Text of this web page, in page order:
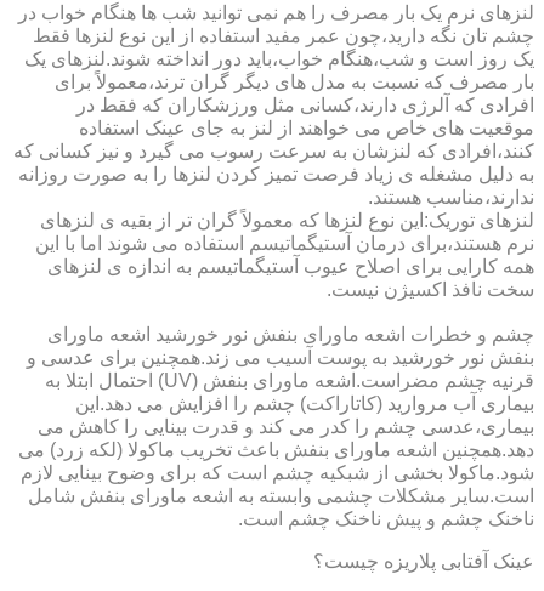
لنزهای نرم یک بار مصرف را هم نمی توانید شب ها هنگام خواب در
چشم تان نگه دارید،چون عمر مفید استفاده از این نوع لنزها فقط
یک روز است و شب،هنگام خواب،باید دور انداخته شوند.لنزهای یک
بار مصرف که نسبت به مدل های دیگر گران ترند،معمولاً برای
افرادی که آلرژی دارند،کسانی مثل ورزشکاران که فقط در
موقعیت های خاص می خواهند از لنز به جای عینک استفاده
کنند،افرادی که لنزشان به سرعت رسوب می گیرد و نیز کسانی که
به دلیل مشغله ی زیاد فرصت تمیز کردن لنزها را به صورت روزانه
ندارند،مناسب هستند.
لنزهای توریک:این نوع لنزها که معمولاً گران تر از بقیه ی لنزهای
نرم هستند،برای درمان آستیگماتیسم استفاده می شوند اما با این
همه کارایی برای اصلاح عیوب آستیگماتیسم به اندازه ی لنزهای
سخت نافذ اکسیژن نیست.
چشم و خطرات اشعه ماورای بنفش نور خورشید اشعه ماورای
بنفش نور خورشید به پوست آسیب می زند.همچنین برای عدسی و
قرنیه چشم مضراست.اشعه ماورای بنفش (UV) احتمال ابتلا به
بیماری آب مروارید (کاتاراکت) چشم را افزایش می دهد.این
بیماری،عدسی چشم را کدر می کند و قدرت بینایی را کاهش می
دهد.همچنین اشعه ماورای بنفش باعث تخریب ماکولا (لکه زرد) می
شود.ماکولا بخشی از شبکیه چشم است که برای وضوح بینایی لازم
است.سایر مشکلات چشمی وابسته به اشعه ماورای بنفش شامل
ناخنک چشم و پیش ناخنک چشم است.
عینک آفتابی پلاریزه چیست؟